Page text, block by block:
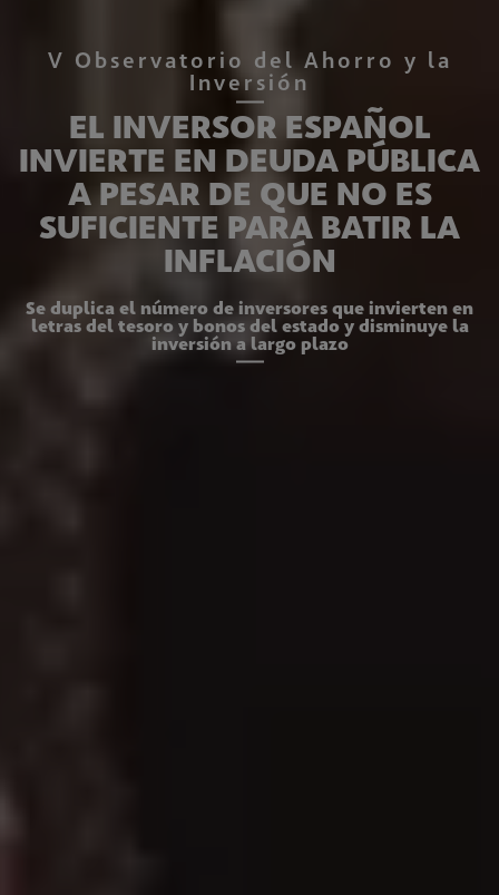
V Observatorio del Ahorro y la
Inversión
EL INVERSOR ESPAÑOL
INVIERTE EN DEUDA PÚBLICA
A PESAR DE QUE NO ES
SUFICIENTE PARA BATIR LA
INFLACIÓN
Se duplica el número de inversores que invierten en
letras del tesoro y bonos del estado y disminuye la
inversión a largo plazo